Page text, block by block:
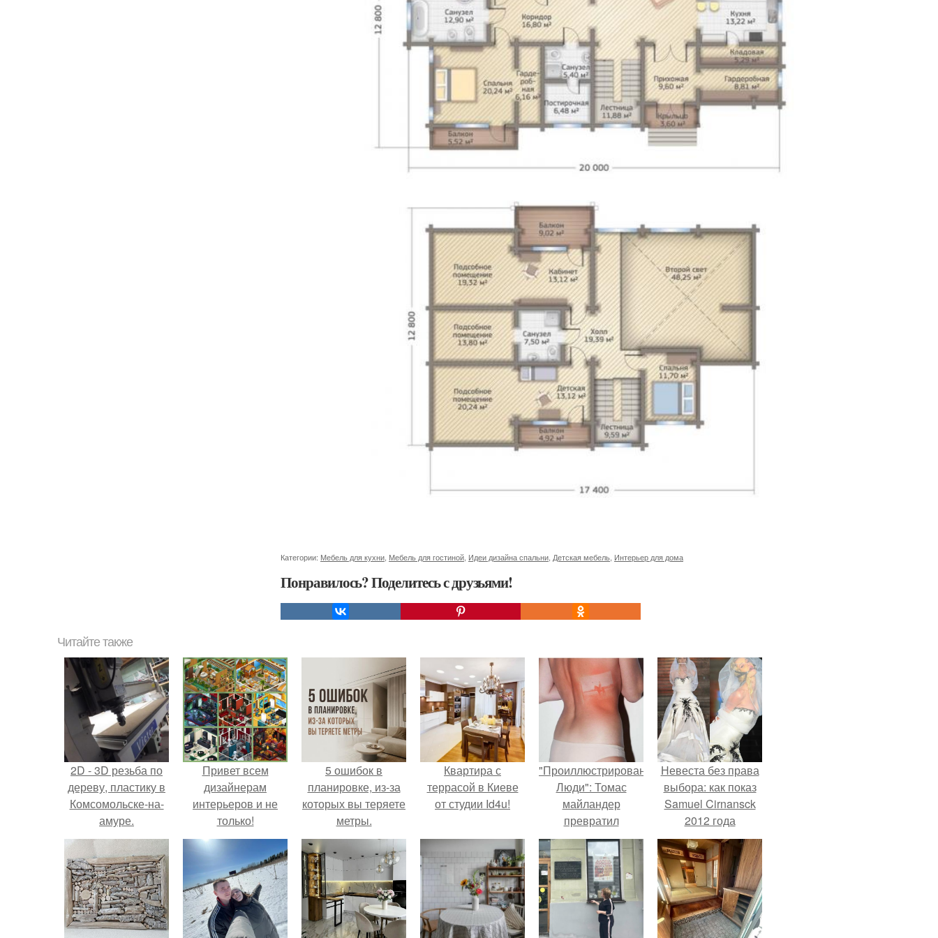
Категории: Мебель для кухни Мебель для гостиной Идеи дизайна спальни Детская мебель Интерьер для дома
Понравилось? Поделитесь с друзьями!
Читайте также
2D - 3D резьба по
дереву, пластику в
Комсомольске-на-
амуре.
Привет всем
дизайнерам
интерьеров и не
только!
5 ошибок в
планировке, из-за
которых вы теряете
метры.
Квартира с
террасой в Киеве
от студии Id4u!
"Проиллюстрированные
Люди": Томас
майландер
превратил
солнечные ожоги в
арт - объект.
Невеста без права
выбора: как показ
Samuel Cirnansck
2012 года
превратил подиум
в манифест против
принуждения.